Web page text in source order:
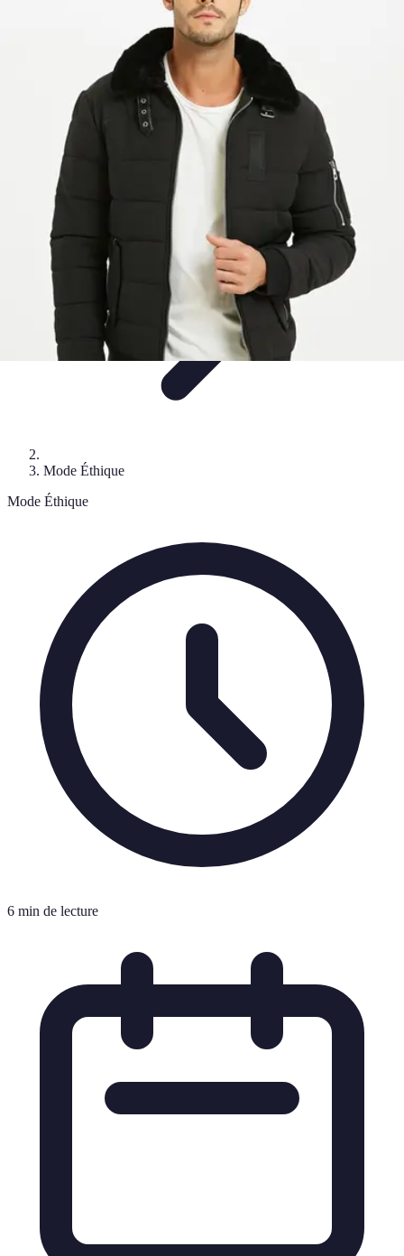
Mode InclusiveConseils de Style
Mode Pour Tous
Mode Éthique
Mode Éthique
6 min de lecture